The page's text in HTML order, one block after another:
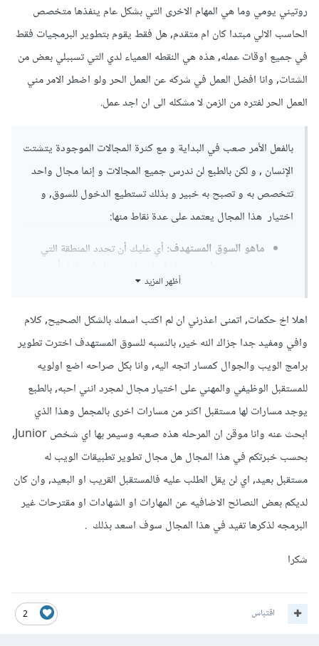
روتيني يومي وما هي المهام الاخرى التي بشكل عام ينفذها متخصص
الحاسب الالي مبتدا كان ام متقدم, هل فقط يقوم بتطوير البرمجيات فقط
في جميع اوقات عمله, هذه هي النقطه العمياء لدي التي تسببلي بعض من
الشتات, وانا افضل العمل في شركه عن العمل الحر ولو اضطر الامر مني
العمل الحر لفتره من الزمن لا مشكله الى ان اجد عمل.
بالفعل الأمر صعب في البداية و مع كثرة المجالات الموجودة يتشتت
الإنسان , و لكن بالطبع لن ندرس جميع المجالات و إنما مجال واحد
تتخصص به و تصبح به خبير و بذلك تستطيع الدخول للسوق, و
اختيار هذا المجال يعتمد على عدة نقاط منها:
ماهو السوق المستهدف: أي عليك أن تحدد المنطقة التي
ستسافر إلى بلد أخر, أم تريدالعمل بشكل حر.
السوق على فرص العمل المتوفرة ماهي التقنيات
والمهارات التي يطلبونها و ماهو أكثر شيء يتم طلبه.
و بناء على ذلك تستطيع اتخاذ قرار بما تتعلم, و عليك أن تبذل جهد
كبير لكي تصبح خبيرا و تقوم بتطوير العديد من المشاريع لكي
تكتسب الخبرة و تكتسب الثقة بالنفس, فهذه النقاط من العوامل في
المهمة التي تزيد فرصتك في الحصول على وظيفة.
و في البداية أنصحك بالابتعاد عن العمل الحر لأنك لن تكون متمكن
وخبير و ستجد صعوبة كبيرة,
بالنسبة لي أجد أن تطوير الواجهات الأمامية مطلوب بكثرة في
مختلف البلاد و من السهل تعلمها , وكذلك تطوير الواجهات الخلفية ,
لكن إذا اخترت مجال الويب فأنصحك أن تبدأ بتطوير الواجهات
الخلفية إن أحببت , مع العلم أنك إذا تعلمت واحد من هذين المجالين
يكفي لكي تحصل على فرصة عمل
أظهر المزيد
اهلا اخ حكمات, اتمنى اعذرني ان لم اكتب اسمك بالشكل الصحيح, كلام
وافي ومفيد جدا جزاك الله خير, بالنسبه للسوق المستهدف اخترت تطوير
برامج الويب والجوال كمسار اتجه اليه, وانا بكل صراحه اضع اولويه
للمستقبل الوظيفي والمهني على اختيار مجال لمجرد انني احبه, بالطبع
يوجد مسارات لها مستقبل اكثر من مسارات اخرى بالمجمل وهذا الذي
ابحث عنه وانا موقن ان المرحله هذه صعبه وسيمر بها اي شخص Junior,
بحسب خبرتكم في هذا المجال هل مجال تطوير تطبيقات الويب له
مستقبل بعيد, اي لن يقل الطلب عليه فالمستقبل القريب او البعيد, وان كان
لديكم بعض النصائح الاضافيه عن المهارات او الشهادات او مقترحات غير
البرمجه لذكرها تفيد في هذا المجال سوف اسعد بذلك .
شكرا
2 اقتباس